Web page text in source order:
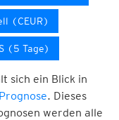
(CEUR)
(5 Tage)
sich ein Blick in
. Dieses
werden alle